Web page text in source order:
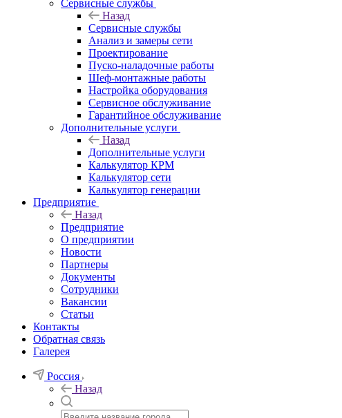
Сервисные службы
Назад
Сервисные службы
Анализ и замеры сети
Проектирование
Пуско-наладочные работы
Шеф-монтажные работы
Настройка оборудования
Сервисное обслуживание
Гарантийное обслуживание
Дополнительные услуги
Назад
Дополнительные услуги
Калькулятор КРМ
Калькулятор сети
Калькулятор генерации
Предприятие
Назад
Предприятие
О предприятии
Новости
Партнеры
Документы
Сотрудники
Вакансии
Статьи
Контакты
Обратная связь
Галерея
Россия
Назад